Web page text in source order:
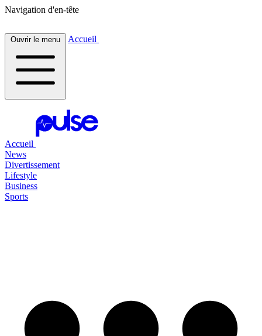
Navigation d'en-tête
Ouvrir le menu Accueil
Accueil
News
Divertissement
Lifestyle
Business
Sports